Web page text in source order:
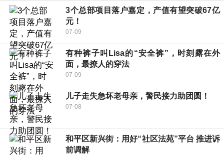
3个总部项目落户嘉定，产值有望突破67亿
元！
07-09
有种裤子叫Lisa的“安全裤”，时刻露在外
面，最撩人的穿法
07-09
儿子走失急坏老母亲，警民接力助团圆！
07-08
和平区新兴街：用好“社区法苑”平台 推进诉
前调解